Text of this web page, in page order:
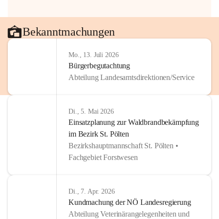
Bekanntmachungen
Mo., 13. Juli 2026
Bürgerbegutachtung
Abteilung Landesamtsdirektionen/Service
Di., 5. Mai 2026
Einsatzplanung zur Waldbrandbekämpfung
im Bezirk St. Pölten
Bezirkshauptmannschaft St. Pölten •
Fachgebiet Forstwesen
Di., 7. Apr. 2026
Kundmachung der NÖ Landesregierung
Abteilung Veterinärangelegenheiten und